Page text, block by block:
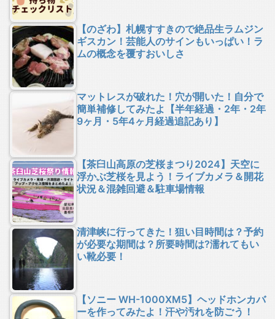
【のざわ】札幌すすきので絶品生ラムジン
ギスカン！芸能人のサインもいっぱい！ラ
ムの概念を覆すおいしさ
マットレスが破れた！穴が開いた！自分で
簡単補修してみたよ【半年経過・2年・2年
9ヶ月・5年4ヶ月経過追記あり】
【茶臼山高原の芝桜まつり2024】天空に
浮かぶ芝桜を見よう！ライブカメラ＆開花
状況＆混雑回避＆駐車場情報
清津峡に行ってきた！狙い目時間は？予約
が必要な期間は？所要時間は?濡れてもい
い靴必要！
【ソニー WH-1000XM5】ヘッドホンカバ
ーを作ってみたよ！汗や汚れを防ごう！